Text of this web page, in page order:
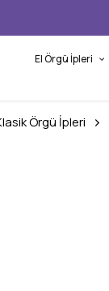
El Örgü İpleri
Örgü İpleri